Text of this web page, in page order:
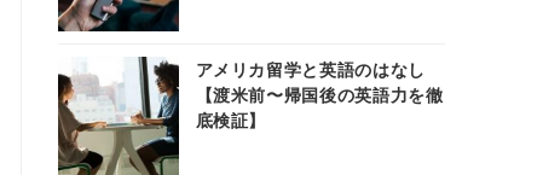
アメリカ留学と英語のはなし
【渡米前〜帰国後の英語力を徹
底検証】